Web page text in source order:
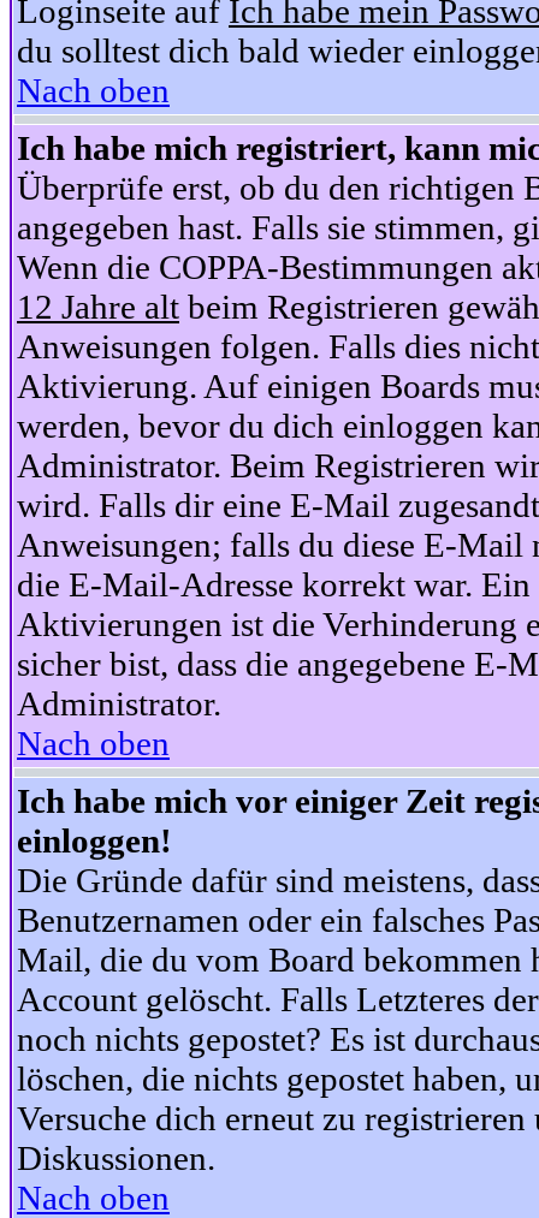
Loginseite auf Ich habe mein
du solltest dich bald wieder
Nach oben
Ich habe mich registriert, kann
Überprüfe erst, ob du den richtigen
angegeben hast. Falls sie stimmen,
Wenn die COPPA-Bestimmungen
12 Jahre alt beim Registrieren
Anweisungen folgen. Falls dies
Aktivierung. Auf einigen Boards
werden, bevor du dich einloggen
Administrator. Beim Registrieren
wird. Falls dir eine E-Mail
Anweisungen; falls du diese E-Mail
die E-Mail-Adresse korrekt war.
Aktivierungen ist die Verhinderung
sicher bist, dass die angegebene
Administrator.
Nach oben
Ich habe mich vor einiger Zeit
einloggen!
Die Gründe dafür sind meistens,
Benutzernamen oder ein falsches
Mail, die du vom Board bekommen
Account gelöscht. Falls Letzteres
noch nichts gepostet? Es ist
löschen, die nichts gepostet haben,
Versuche dich erneut zu
Diskussionen.
Nach oben